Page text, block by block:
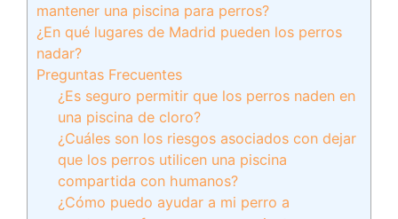
mantener una piscina para perros?
¿En qué lugares de Madrid pueden los perros
nadar?
Preguntas Frecuentes
¿Es seguro permitir que los perros naden en
una piscina de cloro?
¿Cuáles son los riesgos asociados con dejar
que los perros utilicen una piscina
compartida con humanos?
¿Cómo puedo ayudar a mi perro a